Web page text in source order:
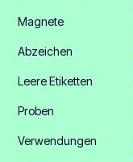
Magnete
Abzeichen
Leere Etiketten
Proben
Verwendungen